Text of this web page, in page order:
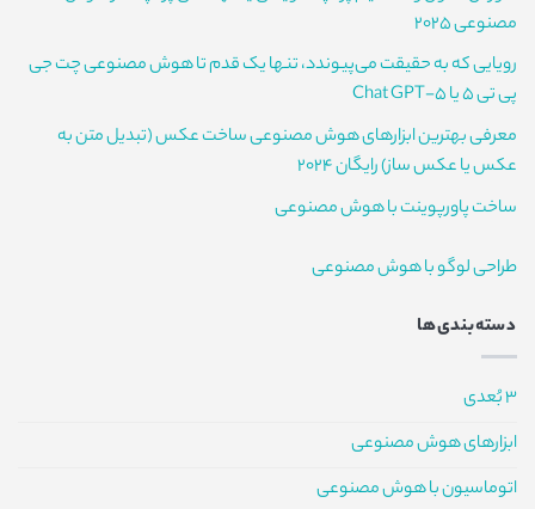
متن‌باز
مصنوعی 2025
رویایی که به حقیقت می‌پیوندد، تنها یک قدم تا هوش مصنوعی چت جی
پی تی 5 یا Chat GPT-5
معرفی بهترین ابزارهای هوش مصنوعی ساخت عکس (تبدیل متن به
عکس یا عکس ساز) رایگان 2024
ساخت پاورپوینت با هوش مصنوعی
طراحی لوگو با هوش مصنوعی
دسته‌بندی‌ها
3 بُعدی
ابزارهای هوش مصنوعی
اتوماسیون با هوش مصنوعی